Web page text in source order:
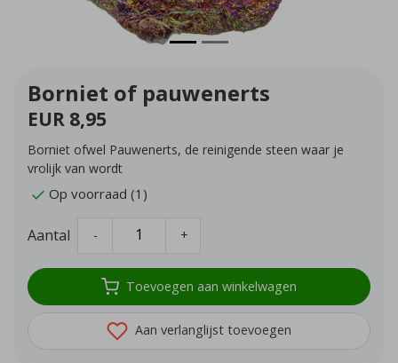
Borniet of pauwenerts
EUR 8,95
Borniet ofwel Pauwenerts, de reinigende steen waar je
vrolijk van wordt
Op voorraad (1)
Aantal - +
Toevoegen aan winkelwagen
Aan verlanglijst toevoegen